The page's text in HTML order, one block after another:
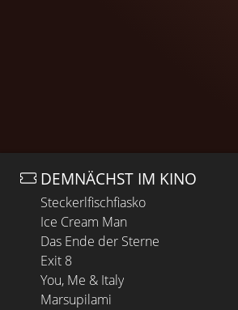
DEMNÄCHST IM KINO
Steckerlfischfiasko
Ice Cream Man
Das Ende der Sterne
Exit 8
You, Me & Italy
Marsupilami